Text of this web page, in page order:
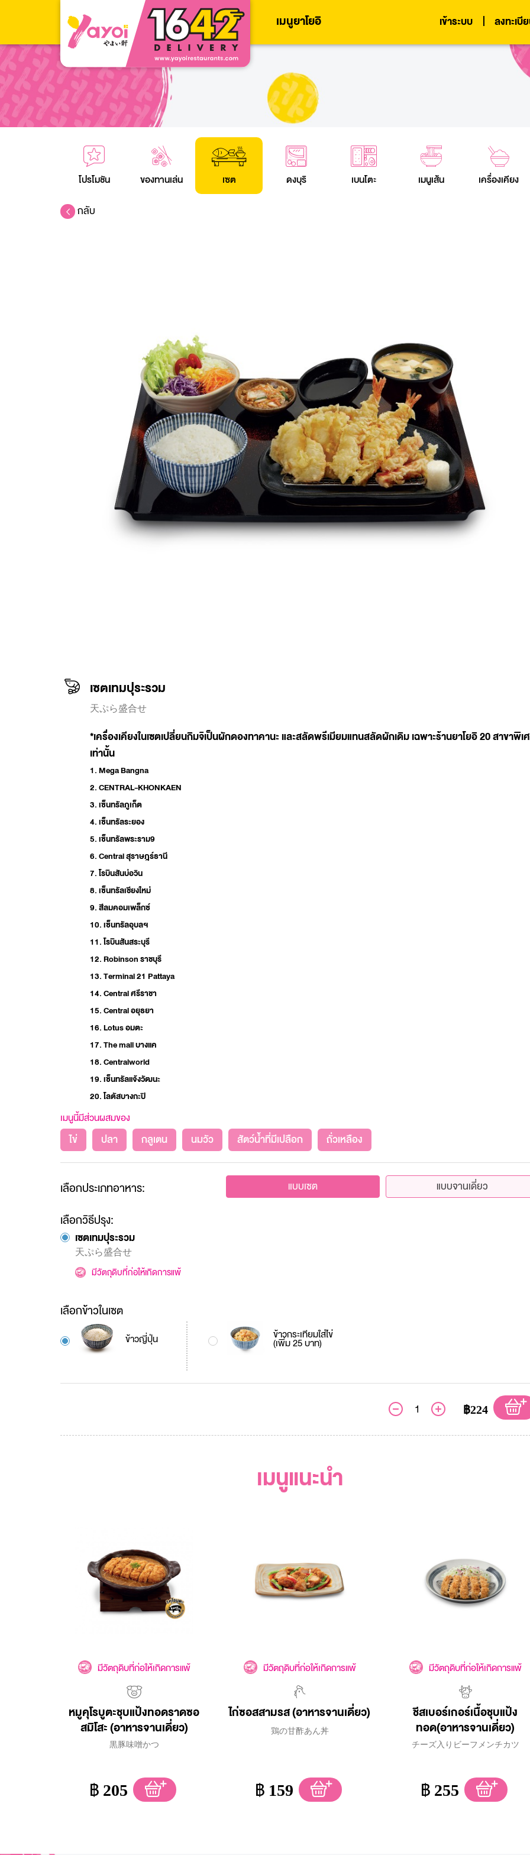
เมนูยาโยอิ เข้าระบบ ลงทะเบี
โปรโมชัน ของทานเล่น เซต ดงบุริ เบนโตะ เมนูเส้น เครื่องเคียง
กลับ
เซตเทมปุระรวม
天ぷら盛合せ
*เครื่องเคียงในเซตเปลี่ยนกิมจิเป็นผักดองทาคานะ และสลัดพรีเมียมแทนสลัดผักเดิม เฉพาะร้านยาโยอิ 20 สาขาพิเ
เท่านั้น
1. Mega Bangna
2. CENTRAL-KHONKAEN
3. เซ็นทรัลภูเก็ต
4. เซ็นทรัลระยอง
5. เซ็นทรัลพระราม9
6. Central สุราษฎร์ธานี
7. โรบินสันบ่อวิน
8. เซ็นทรัลเชียงใหม่
9. สีลมคอมเพล็กซ์
10. เซ็นทรัลอุบลฯ
11. โรบินสันสระบุรี
12. Robinson ราชบุรี
13. Terminal 21 Pattaya
14. Central ศรีราชา
15. Central อยุธยา
16. Lotus อมตะ
17. The mall บางแค
18. Centralworld
19. เซ็นทรัลแจ้งวัฒนะ
20. โลตัสบางกะปิ
เมนูนี้มีส่วนผสมของ
ไข่ ปลา กลูเตน นมวัว สัตว์น้ำที่มีเปลือก ถั่วเหลือง
เลือกประเภทอาหาร: แบบเซต แบบจานเดี่ยว
เลือกวิธีปรุง:
เซตเทมปุระรวม
天ぷら盛合せ
มีวัตถุดิบที่ก่อให้เกิดการแพ้
เลือกข้าวในเซต
ข้าวญี่ปุ่น ข้าวกระเทียมใส่ไข่
(เพิ่ม 25 บาท)
฿224
เมนูแนะนำ
มีวัตถุดิบที่ก่อให้เกิดการแพ้
หมูคุโรบูตะชุบแป้งทอดราดซอ
สมิโสะ (อาหารจานเดี่ยว)
黒豚味噌かつ
฿ 205
มีวัตถุดิบที่ก่อให้เกิดการแพ้
ไก่ซอสสามรส (อาหารจานเดี่ยว)
鶏の甘酢あん丼
฿ 159
มีวัตถุดิบที่ก่อให้เกิดการแพ้
ชีสเบอร์เกอร์เนื้อชุบแป้ง
ทอด(อาหารจานเดี่ยว)
チーズ入りビーフメンチカツ
฿ 255